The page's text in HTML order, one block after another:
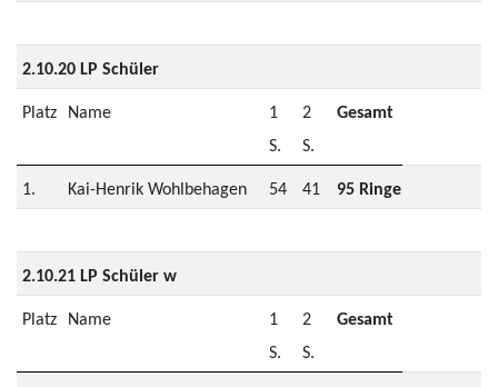
2.10.20 LP Schüler
Platz Name
1
S.
2
S.
Gesamt
1. Kai-Henrik Wohlbehagen 54 41 95 Ringe
2.10.21 LP Schüler w
Platz Name
1
S.
2
S.
Gesamt